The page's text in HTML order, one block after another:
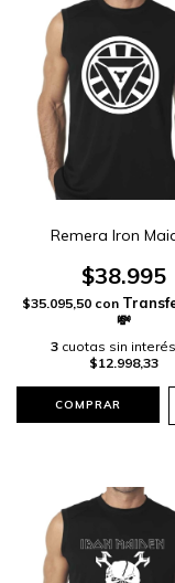
Remera Iron
$38.995
$35.095,50 con
3 cuotas sin
$12.998,33
COMPRAR